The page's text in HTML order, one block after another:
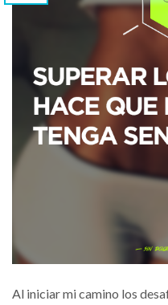
Al iniciar mi camino los